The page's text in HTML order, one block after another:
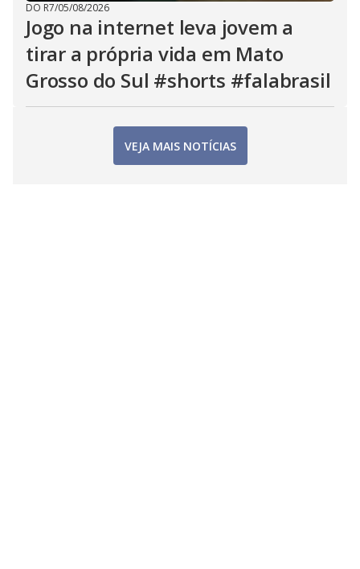
DO R7/05/08/2026
Jogo na internet leva jovem a
tirar a própria vida em Mato
Grosso do Sul #shorts #falabrasil
VEJA MAIS NOTÍCIAS